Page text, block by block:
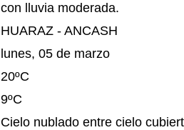
con lluvia moderada.
HUARAZ - ANCASH
lunes, 05 de marzo
20ºC
9ºC
Cielo nublado entre cielo